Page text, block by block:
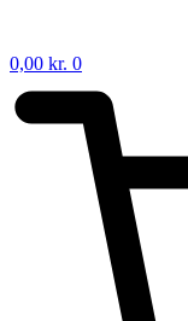
0,00 kr. 0